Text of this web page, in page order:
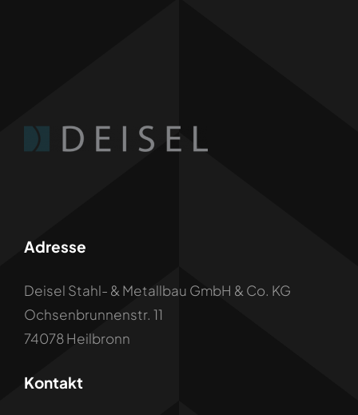
Adresse
Deisel Stahl- & Metallbau GmbH & Co. KG
Ochsenbrunnenstr. 11
74078 Heilbronn
Kontakt